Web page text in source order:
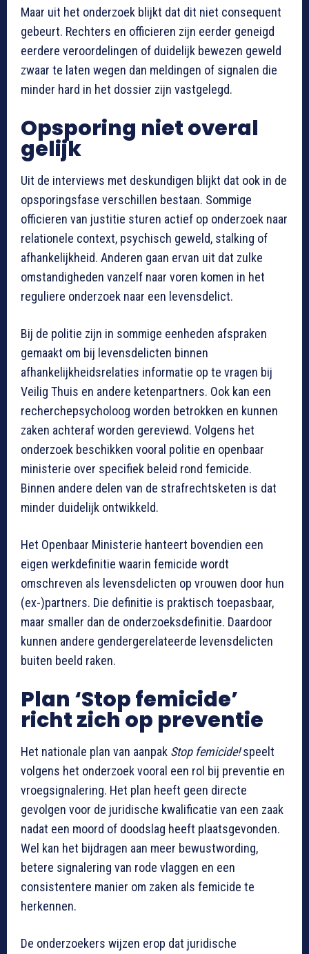
Maar uit het onderzoek blijkt dat dit niet consequent
gebeurt. Rechters en officieren zijn eerder geneigd
eerdere veroordelingen of duidelijk bewezen geweld
zwaar te laten wegen dan meldingen of signalen die
minder hard in het dossier zijn vastgelegd.
Opsporing niet overal
gelijk
Uit de interviews met deskundigen blijkt dat ook in de
opsporingsfase verschillen bestaan. Sommige
officieren van justitie sturen actief op onderzoek naar
relationele context, psychisch geweld, stalking of
afhankelijkheid. Anderen gaan ervan uit dat zulke
omstandigheden vanzelf naar voren komen in het
reguliere onderzoek naar een levensdelict.
Bij de politie zijn in sommige eenheden afspraken
gemaakt om bij levensdelicten binnen
afhankelijkheidsrelaties informatie op te vragen bij
Veilig Thuis en andere ketenpartners. Ook kan een
recherchepsycholoog worden betrokken en kunnen
zaken achteraf worden gereviewd. Volgens het
onderzoek beschikken vooral politie en openbaar
ministerie over specifiek beleid rond femicide.
Binnen andere delen van de strafrechtsketen is dat
minder duidelijk ontwikkeld.
Het Openbaar Ministerie hanteert bovendien een
eigen werkdefinitie waarin femicide wordt
omschreven als levensdelicten op vrouwen door hun
(ex-)partners. Die definitie is praktisch toepasbaar,
maar smaller dan de onderzoeksdefinitie. Daardoor
kunnen andere gendergerelateerde levensdelicten
buiten beeld raken.
Plan ‘Stop femicide’
richt zich op preventie
Het nationale plan van aanpak Stop femicide!speelt
volgens het onderzoek vooral een rol bij preventie en
vroegsignalering. Het plan heeft geen directe
gevolgen voor de juridische kwalificatie van een zaak
nadat een moord of doodslag heeft plaatsgevonden.
Wel kan het bijdragen aan meer bewustwording,
betere signalering van rode vlaggen en een
consistentere manier om zaken als femicide te
herkennen.
De onderzoekers wijzen erop dat juridische